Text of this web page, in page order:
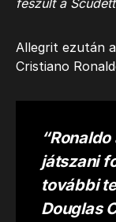
feszült a
Allegrit ezután
Cristiano
játszani
további
Douglas